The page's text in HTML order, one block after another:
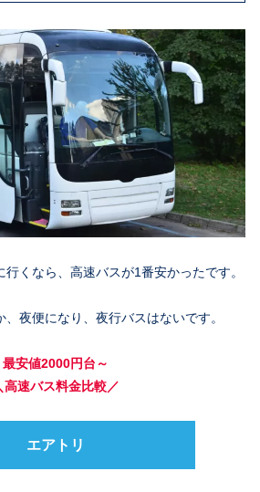
くなら、高速バスが1番安かったです。
夜便になり、夜行バスはないです。
最安値2000円台～
高速バス料金比較／
エアトリ